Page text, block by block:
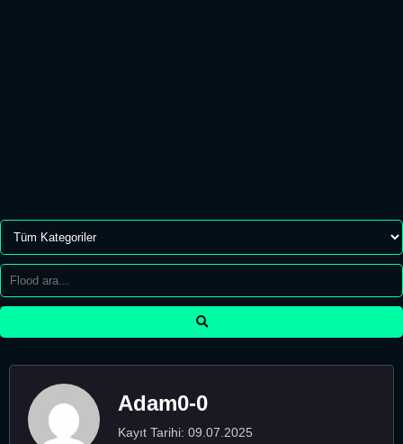
Adam0-0
Kayıt Tarihi: 09.07.2025